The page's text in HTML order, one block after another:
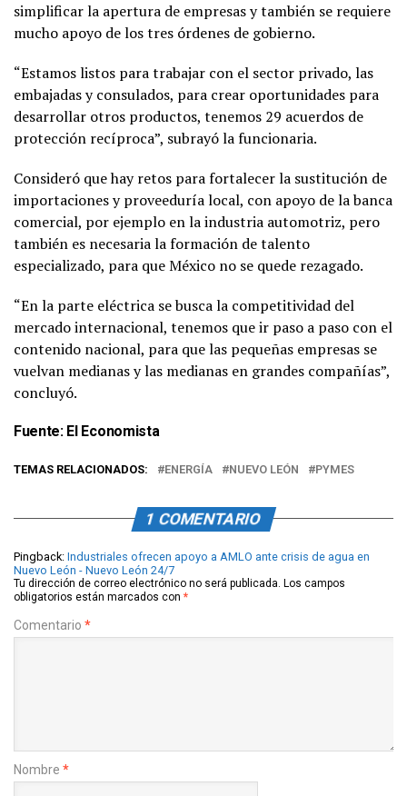
simplificar la apertura de empresas y también se requiere
mucho apoyo de los tres órdenes de gobierno.
“Estamos listos para trabajar con el sector privado, las
embajadas y consulados, para crear oportunidades para
desarrollar otros productos, tenemos 29 acuerdos de
protección recíproca”, subrayó la funcionaria.
Consideró que hay retos para fortalecer la sustitución de
importaciones y proveeduría local, con apoyo de la banca
comercial, por ejemplo en la industria automotriz, pero
también es necesaria la formación de talento
especializado, para que México no se quede rezagado.
“En la parte eléctrica se busca la competitividad del
mercado internacional, tenemos que ir paso a paso con el
contenido nacional, para que las pequeñas empresas se
vuelvan medianas y las medianas en grandes compañías”,
concluyó.
Fuente: El Economista
TEMAS RELACIONADOS: ENERGÍA NUEVO LEÓN PYMES
1 COMENTARIO
Pingback: Industriales ofrecen apoyo a AMLO ante crisis de agua en
Nuevo León - Nuevo León 24/7
Tu dirección de correo electrónico no será publicada. Los campos
obligatorios están marcados con *
Comentario *
Nombre *